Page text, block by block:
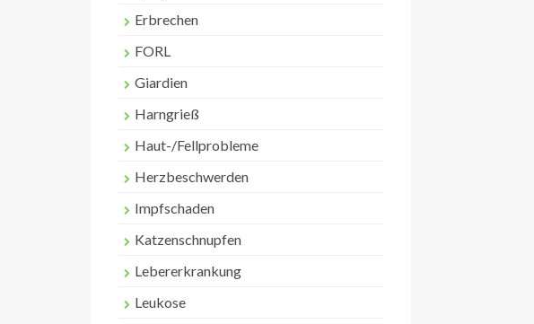
Erbrechen
FORL
Giardien
Harngrieß
Haut-/Fellprobleme
Herzbeschwerden
Impfschaden
Katzenschnupfen
Lebererkrankung
Leukose